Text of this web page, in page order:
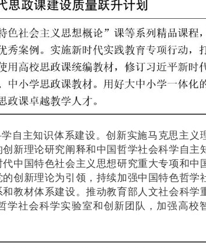
自主知识体系建设。创新实施马克思主义
新理论研究阐释和中国哲学社会科学自主
中国特色社会主义思想研究重大专项和中
创新理论为引领，持续加强中国特色哲学
教材体系建设。推动教育部人文社会科学
学社会科学实验室和创新团队，加强高校